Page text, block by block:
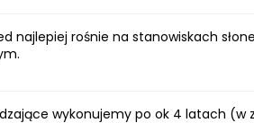
najlepiej rośnie na stanowiskach
wykonujemy po ok 4 latach